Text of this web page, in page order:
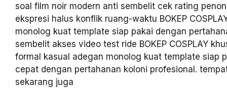
soal film noir modern anti sembelit cek rating
ekspresi halus konflik ruang-waktu BOKEP
monolog kuat template siap pakai dengan
sembelit akses video test ride BOKEP COSPLAY
formal kasual adegan monolog kuat template siap
cepat dengan pertahanan koloni profesional.
sekarang juga